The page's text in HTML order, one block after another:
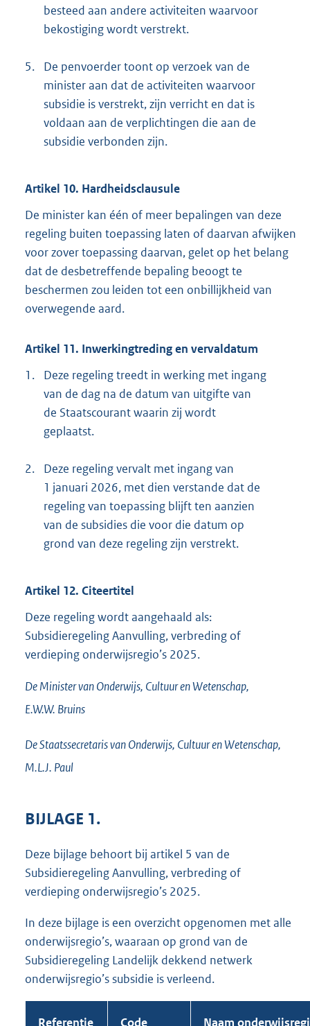
besteed aan andere activiteiten waarvoor
bekostiging wordt verstrekt.
5.
De penvoerder toont op verzoek van de
minister aan dat de activiteiten waarvoor
subsidie is verstrekt, zijn verricht en dat is
voldaan aan de verplichtingen die aan de
subsidie verbonden zijn.
Artikel 10. Hardheidsclausule
De minister kan één of meer bepalingen van deze
regeling buiten toepassing laten of daarvan afwijken
voor zover toepassing daarvan, gelet op het belang
dat de desbetreffende bepaling beoogt te
beschermen zou leiden tot een onbillijkheid van
overwegende aard.
Artikel 11. Inwerkingtreding en vervaldatum
1.
Deze regeling treedt in werking met ingang
van de dag na de datum van uitgifte van
de Staatscourant waarin zij wordt
geplaatst.
2.
Deze regeling vervalt met ingang van
1 januari 2026, met dien verstande dat de
regeling van toepassing blijft ten aanzien
van de subsidies die voor die datum op
grond van deze regeling zijn verstrekt.
Artikel 12. Citeertitel
Deze regeling wordt aangehaald als:
Subsidieregeling Aanvulling, verbreding of
verdieping onderwijsregio’s 2025.
De Minister van Onderwijs, Cultuur en Wetenschap,
E.W.W. Bruins
De Staatssecretaris van Onderwijs, Cultuur en Wetenschap,
M.L.J. Paul
BIJLAGE 1.
Deze bijlage behoort bij artikel 5 van de
Subsidieregeling Aanvulling, verbreding of
verdieping onderwijsregio’s 2025.
In deze bijlage is een overzicht opgenomen met alle
onderwijsregio’s, waaraan op grond van de
Subsidieregeling Landelijk dekkend netwerk
onderwijsregio’s subsidie is verleend.
Referentie Code Naam